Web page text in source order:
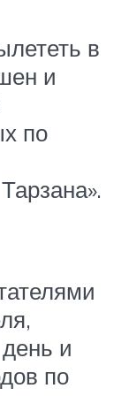
в
и
по
и
по